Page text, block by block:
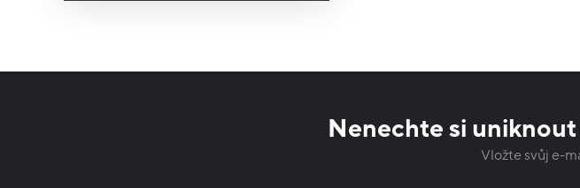
Nenechte si
Vložte svůj e-